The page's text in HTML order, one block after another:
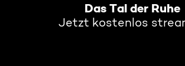
Das Tal der Ruhe
Jetzt kostenlos